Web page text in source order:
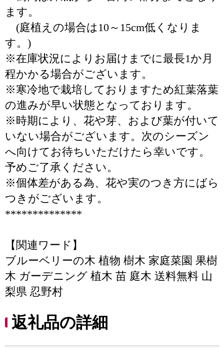
ます。
(庭植えの場合は10～15cm低くなりま
す。)
※在庫状況によりお届けまでに最長1か月
程かかる場合がございます。
※寒冷地で栽培しておりますため紅葉落葉
の進みが早い状態となっております。
※時期により、花や芽、および葉が付いて
いない場合がございます。次のシーズン
へ向けてお待ちいただけたら幸いです。
予めご了承ください。
※個体差がある為、花や実のつき方にばら
つきがございます。
**************
【関連ワード】
ブルーベリーの木 植物 樹木 家庭菜園 果樹
木 ガーデニング 植木 苗 庭木 送料無料 山
梨県 忍野村
返礼品の詳細